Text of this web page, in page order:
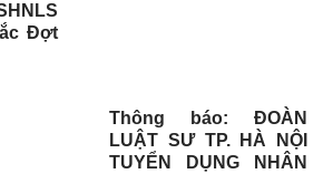
Đợt
Thông báo: ĐOÀN
LUẬT SƯ TP. HÀ NỘI
TUYỂN DỤNG NHÂN